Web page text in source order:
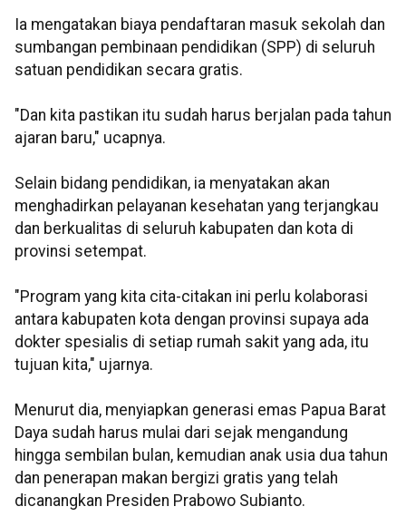
Ia mengatakan biaya pendaftaran masuk sekolah dan
sumbangan pembinaan pendidikan (SPP) di seluruh
satuan pendidikan secara gratis.
"Dan kita pastikan itu sudah harus berjalan pada tahun
ajaran baru," ucapnya.
Selain bidang pendidikan, ia menyatakan akan
menghadirkan pelayanan kesehatan yang terjangkau
dan berkualitas di seluruh kabupaten dan kota di
provinsi setempat.
"Program yang kita cita-citakan ini perlu kolaborasi
antara kabupaten kota dengan provinsi supaya ada
dokter spesialis di setiap rumah sakit yang ada, itu
tujuan kita," ujarnya.
Menurut dia, menyiapkan generasi emas Papua Barat
Daya sudah harus mulai dari sejak mengandung
hingga sembilan bulan, kemudian anak usia dua tahun
dan penerapan makan bergizi gratis yang telah
dicanangkan Presiden Prabowo Subianto.